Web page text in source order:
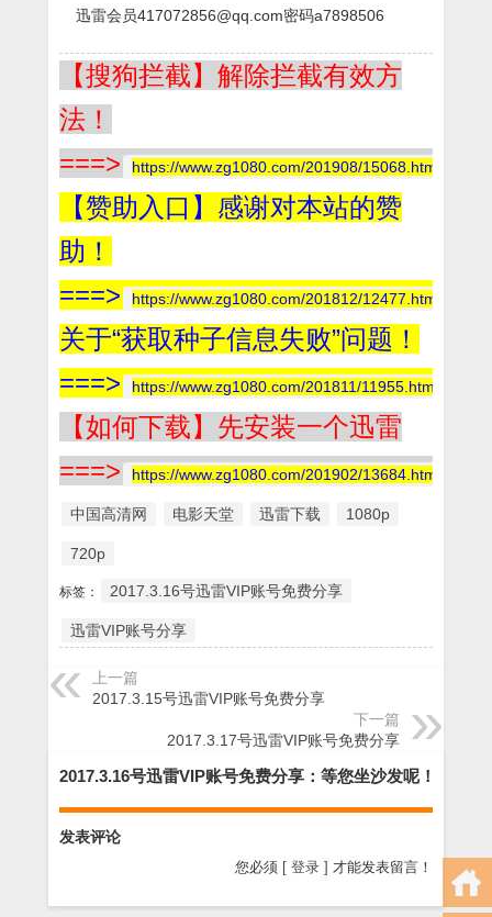
迅雷会员417072856@qq.com密码a7898506
【搜狗拦截】解除拦截有效方
法！
===>
https://www.zg1080.com/201908/15068.html
【赞助入口】感谢对本站的赞
助！
===>
https://www.zg1080.com/201812/12477.html
关于“获取种子信息失败”问题！
===>
https://www.zg1080.com/201811/11955.html
【如何下载】先安装一个迅雷
===>
https://www.zg1080.com/201902/13684.html
中国高清网 电影天堂 迅雷下载 1080p
720p
标签： 2017.3.16号迅雷VIP账号免费分享
迅雷VIP账号分享
上一篇
2017.3.15号迅雷VIP账号免费分享
下一篇
2017.3.17号迅雷VIP账号免费分享
2017.3.16号迅雷VIP账号免费分享：等您坐沙发呢！
发表评论
您必须 [ 登录 ] 才能发表留言！